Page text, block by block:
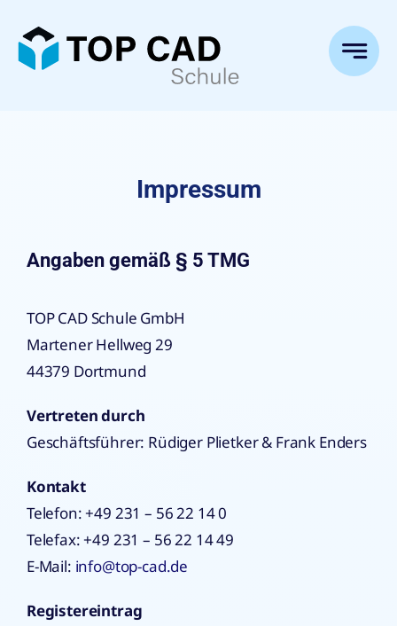
Inhalt
springen
Impressum
Angaben gemäß § 5 TMG
TOP CAD Schule GmbH
Martener Hellweg 29
44379 Dortmund
Vertreten durch
Geschäftsführer: Rüdiger Plietker & Frank Enders
Kontakt
Telefon: +49 231 – 56 22 14 0
Telefax: +49 231 – 56 22 14 49
E-Mail: info@top-cad.de
Registereintrag